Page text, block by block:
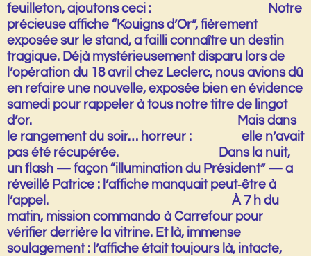
feuilleton, ajoutons ceci : Notre
précieuse affiche “Kouigns d’Or”, fièrement
exposée sur le stand, a failli connaître un destin
tragique. Déjà mystérieusement disparu lors de
l’opération du 18 avril chez Leclerc, nous avions dû
en refaire une nouvelle, exposée bien en évidence
samedi pour rappeler à tous notre titre de lingot
d’or. Mais dans
le rangement du soir… horreur : elle n’avait
pas été récupérée. Dans la nuit,
un flash — façon “illumination du Président” — a
réveillé Patrice : l’affiche manquait peut‑être à
l’appel. À 7 h du
matin, mission commando à Carrefour pour
vérifier derrière la vitrine. Et là, immense
soulagement: l’affiche était toujours là, intacte,